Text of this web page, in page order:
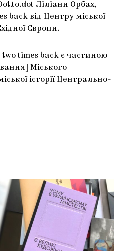
Ліліани Орбах,
back від Центру міської
Європи.
times back є частиною
Міського
історії Центрально-